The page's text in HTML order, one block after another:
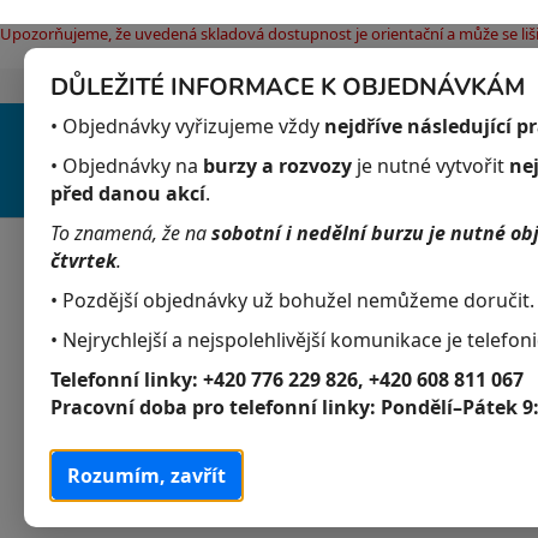
DŮLEŽITÉ INFORMACE K OBJEDNÁVKÁM
• Objednávky vyřizujeme vždy nejdříve následující
• Objednávky na burzy a rozvozy je nutné vytvořit
před danou akcí.
To znamená, že nasobotní i nedělní burzu je nutné
čtvrtek.
• Pozdější objednávky už bohužel nemůžeme doručit.
• Nejrychlejší a nejspolehlivější komunikace je
Telefonní linky: +420 776 229 826, +420 608 811 067
Pracovní doba pro telefonní linky: Pondělí–Pátek
Rozumím, zavřít
Upozorňujeme, že uvedená skladová dostupnost je orientační a může se
Přejít
obsah
Jak nakupovat Obchodní podmínky
P
o
s
r
a
n
Přeskočit
K
a
t
e
g
o
r
i
Akvaristika
Akvarijní živočichové
Akvarijní rostliny
Krmivo